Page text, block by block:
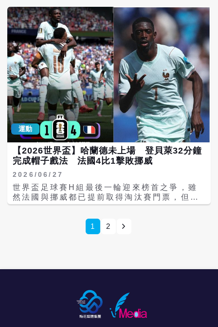
場淘汰賽都踢得跌跌撞撞，尤其連續在面對維
德角及埃及時陷入苦戰，使模型略微下修其奪
冠機率。 另方面，瑞士雖被《Opta》列為八
強中賽程第二輕鬆的球隊，但超級電腦仍認為
其八強擊敗阿根廷的機率不到三成，最終奪冠
機率更只有約3.8%，反映梅西領軍的阿根廷仍
被視為整體實力較強的一方。 賽程公平掀熱
議 籤運與實力成世界盃另一場攻防 阿根廷
「最舒服晉級路」的統計曝光後，也再度引爆
國際足壇討論。尤其在16強逆轉埃及一役後，
埃及部分球員及球迷曾公開質疑裁判判決，引
發社群媒體討論，甚至衍生「FIFA偏袒衛冕
軍」等陰謀論。不過，多數外媒認為，目前並
無證據顯示淘汰賽籤表遭人為操控，阿根廷之
所以避開強敵，主要仍是固定淘汰賽制度與各
隊分組排名共同造成的結果。 足球評論員認
為，世界盃歷來都有「死亡半區」與「黃金半
區」之分，同一屆賽事不同球隊面臨截然不同
的晉級難度並非首次發生。真正決定冠軍歸屬
的，仍是淘汰賽關鍵戰役的臨場表現，而非紙
面上的世界排名。 對梅西而言，若能率領阿根
位；對哈蘭德而言，若能帶領挪威一路突破巴
西、英格蘭等豪門封鎖，甚至首度闖進世界盃
哈蘭德最常吃的其實不是牛排，而是義大利
麵。圖夫特說，球員賽前普遍會提高碳水化合
物攝取，有人選燕麥粥，有人偏愛千層麵或義
大利麵，哈蘭德就是最忠實的義大利麵愛好者
之一。 由於美國禁止販售生乳，原本哈蘭德習
慣飲用的生乳也改以無乳糖牛奶取代，盡量維
持原有飲食模式。曾與哈蘭德同鄉的埃斯佩蘭
笑說：「他真的很愛吃，但以他的活動量來
說，這完全合理。」 不只是健康餐 更希望把
「家」搬進世界盃 除營養之外，挪威主廚團更
在乎球員心理狀態。《EatingWell》指出，
他們設計菜單時有三項原則：高品質食材、營
養均衡，以及讓球員有回家的感覺。因此每周
都安排一次「放鬆日」，可能提供披薩、塔
可、自製漢堡等較輕鬆的料理，避免球員長時
間只吃制式健康餐而產生疲乏。 早餐則是主廚
卡爾森熬煮近一小時的燕麥粥，搭配香蕉、莓
果、蜂蜜、堅果及肉桂，是全隊最受歡迎的一
道料理。更特別的是，餐廳刻意改採長桌與自
助餐形式，希望球員放下手機，一起聊天交
流。 埃斯佩蘭表示：「如果一片鬆餅、一塊棕
了自己的工作。」 巧的是，埃斯佩蘭與哈蘭德
同樣來自人口僅1萬5000人的布呂訥
如今挪威挺進8強，12日將迎戰英格蘭，哈蘭
Bellingham）正面交鋒；場外，三位主廚也
持續奔波補貨。埃斯佩蘭近日更專程飛回挪威
首都奧斯陸採購最新鮮食材，再趕返美國備
戰，展現挪威隊追求細節、不留任何遺憾的後
入第90分鐘，哈蘭德再度展現世界級射手本
色，在禁區外左腳勁射直竄球門右下角，完成
個人單場兩度破門，也將比分擴大為2比0，幾
乎提前鎖定勝局。 傷停補時階段，挪威後衛厄
斯蒂高（Leo stigrd）禁區內犯規，巴西獲判
12碼罰球，內馬爾主罰命中追回一球，但已無
力改變戰局，最終挪威仍以2比1淘汰巴西，昂
首挺進8強。 哈蘭德此役完成「梅開二度」，
連續16場國際賽都有進球，展現驚人的得分穩
定性。他本屆世界盃累積7球，追平賽會射手
榜領先群，並率領挪威締造隊史首度闖進世界
盃8強的紀錄。 挪威晉級後，8強賽將迎戰英
格蘭與墨西哥之戰的勝方，繼續挑戰隊史新
頁。
威繼1998年後再度闖進世界盃淘汰賽，如今也
追平當年晉級16強的最佳成績。哈蘭德則以本
屆第5顆進球持續緊追射手榜，以1球之差落後
榜首梅西（Lionel Messi）的6球。 挪威開
賽後掌握較多攻勢，第21分鐘由隊長厄德高
（Martin degaard）送出精準助攻，21歲小
將安東尼奧・努薩（Antonio Nusa）把握機
會破門，替球隊取得1比0領先，也讓挪威帶著
優勢進入中場休息。 下半場象牙海岸積極反
撲，終於在第75分鐘收到成效。阿馬德・迪亞
洛（Amad Diallo）接獲尼古拉斯・佩佩
（Nicolas Pp）妙傳後冷靜破門，將比分扳
成1比1，也讓比賽再度回到原點。 關鍵時刻
出現在比賽尾聲，第86分鐘帕特里克・貝格
（Patrick Berg）送出助攻，哈蘭德在禁區內
把握機會勁射破網，替挪威攻進致勝一球，終
本場率先建功的努薩，再次展現挪威新生代的
潛力。這位21歲攻擊手擁有出色速度、盤帶與
突破能力，不僅為球隊打開勝利之門，也證明
員同樣具備在大賽挺身而出的能力。 挪威相隔
28年重返世界盃舞台便闖進16強，延續黑馬氣
運動
【2026世界盃】哈蘭德未上場 登貝萊32分鐘
完成帽子戲法 法國4比1擊敗挪威
2026/06/27
世界盃足球賽H組最後一輪迎來榜首之爭，雖
然法國與挪威都已提前取得淘汰賽門票，但兩
隊皆選擇保留部分主力，使備受期待的姆巴佩
Haaland）對決未能真正上演。不過，法國前
鋒登貝萊（Ousmane Dembl）挺身而出，上
雖未進球，仍送出兩次助攻，成為登貝萊大演
進球秀的重要推手。 法國開賽後迅速掌控節
奏，第7分鐘，登貝萊右路切入後突破防線率
1 2